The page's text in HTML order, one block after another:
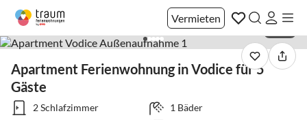
Vermieten
Apartment Ferienwohnung in Vodice für 5
Gäste
2 Schlafzimmer
1 Bäder